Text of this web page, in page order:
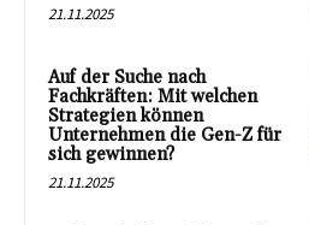
21.11.2025
Auf der Suche nach
Fachkräften: Mit welchen
Strategien können
Unternehmen die Gen-Z für
sich gewinnen?
21.11.2025